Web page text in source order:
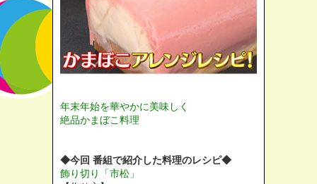
年末年始を華やかに美味しく
絶品かまぼこ料理
◆今回 番組で紹介した料理のレシピ◆
飾り切り「市松」